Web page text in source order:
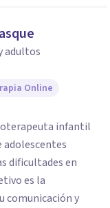
adultos
Online
infantil
es la